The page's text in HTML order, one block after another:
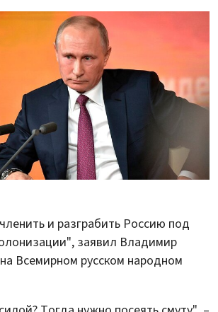
и разграбить Россию под
заявил Владимир
Всемирном русском народном